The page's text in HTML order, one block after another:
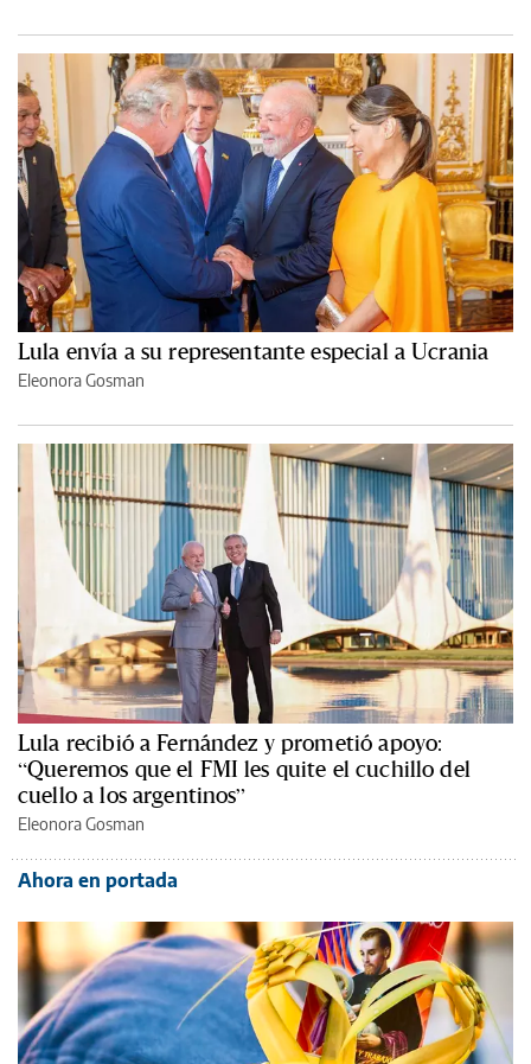
Lula envía a su representante especial a Ucrania
Eleonora Gosman
Lula recibió a Fernández y prometió apoyo:
“Queremos que el FMI les quite el cuchillo del
cuello a los argentinos”
Eleonora Gosman
Ahora en portada